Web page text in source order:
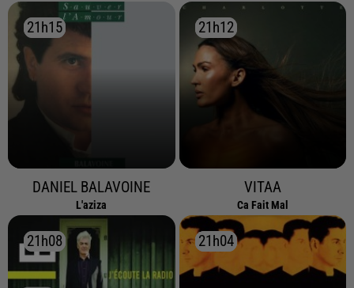
21h15
21h15
DANIEL BALAVOINE
L'aziza
21h12
21h12
VITAA
Ca Fait Mal
21h08
21h08 21h04
21h04